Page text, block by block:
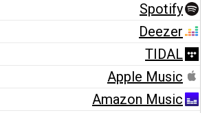
Spotify
Deezer
TIDAL
Apple Music
Amazon Music